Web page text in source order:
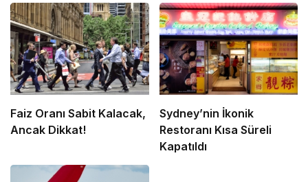
Faiz Oranı Sabit Kalacak,
Ancak Dikkat!
Sydney’nin İkonik
Restoranı Kısa Süreli
Kapatıldı